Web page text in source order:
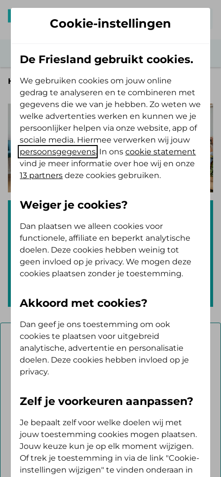
Home
Vind je zorgverlener
Zoek op de zorg die je nodig hebt.
Bijvoorbeeld 'fysiotherapie' of
'ziekenhuis'.
Welke zorg*
Naam organisatie of zorgverlener
Cookie-instellingen
De Friesland gebruikt cookies.
We gebruiken cookies om jouw online
gedrag te analyseren en te combineren met
gegevens die we van je hebben. Zo weten we
welke advertenties werken en kunnen we je
persoonlijker helpen via onze website, app of
sociale media. Hiermee verwerken wij jouw
persoonsgegevens. In onscookie statement
vind je meer informatie over hoe wij en onze
13 partners deze cookies gebruiken.
Weiger je cookies?
Dan plaatsen we alleen cookies voor
functionele, affiliate en beperkt analytische
doelen. Deze cookies hebben weinig tot
geen invloed op je privacy. We mogen deze
cookies plaatsen zonder je toestemming.
Akkoord met cookies?
Dan geef je ons toestemming om ook
cookies te plaatsen voor uitgebreid
analytische, advertentie en personalisatie
doelen. Deze cookies hebben invloed op je
privacy.
Zelf je voorkeuren aanpassen?
Je bepaalt zelf voor welke doelen wij met
jouw toestemming cookies mogen plaatsen.
Jouw keuze kun je op elk moment wijzigen.
Of trek je toestemming in via de link "Cookie-
instellingen wijzigen" te vinden onderaan in